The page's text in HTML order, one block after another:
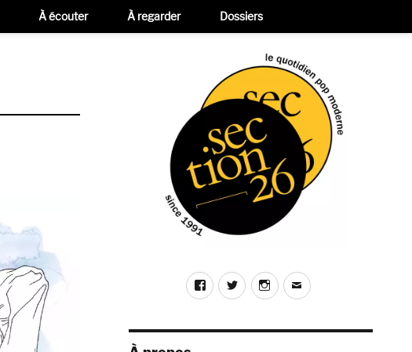
FacebookTwitterInstagram
E-
À écouter À regarder Dossiers